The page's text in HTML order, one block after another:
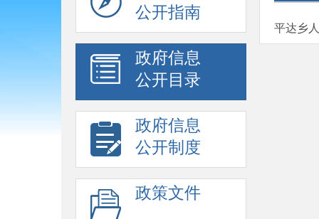
公开指南
政府信息
公开目录
政府信息
公开制度
政策文件
平达乡